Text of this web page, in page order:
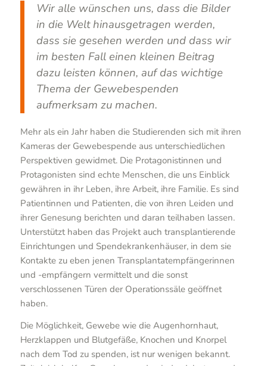
Wir alle wünschen uns, dass die Bilder
in die Welt hinausgetragen werden,
dass sie gesehen werden und dass wir
im besten Fall einen kleinen Beitrag
dazu leisten können, auf das wichtige
Thema der Gewebespenden
aufmerksam zu machen.
Mehr als ein Jahr haben die Studierenden sich mit ihren
Kameras der Gewebespende aus unterschiedlichen
Perspektiven gewidmet. Die Protagonistinnen und
Protagonisten sind echte Menschen, die uns Einblick
gewähren in ihr Leben, ihre Arbeit, ihre Familie. Es sind
Patientinnen und Patienten, die von ihren Leiden und
ihrer Genesung berichten und daran teilhaben lassen.
Unterstützt haben das Projekt auch transplantierende
Einrichtungen und Spendekrankenhäuser, in dem sie
Kontakte zu eben jenen Transplantatempfängerinnen
und -empfängern vermittelt und die sonst
verschlossenen Türen der Operationssäle geöffnet
haben.
Die Möglichkeit, Gewebe wie die Augenhornhaut,
Herzklappen und Blutgefäße, Knochen und Knorpel
nach dem Tod zu spenden, ist nur wenigen bekannt.